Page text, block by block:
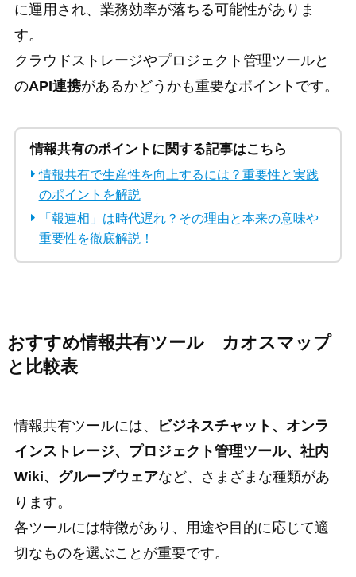
に運用され、業務効率が落ちる可能性がありま
す。
クラウドストレージやプロジェクト管理ツールと
のAPI連携があるかどうかも重要なポイントです。
情報共有のポイントに関する記事はこちら
情報共有で生産性を向上するには？重要性と実践
のポイントを解説
「報連相」は時代遅れ？その理由と本来の意味や
重要性を徹底解説！
おすすめ情報共有ツール カオスマップ
と比較表
情報共有ツールには、
ビジネスチャット、オンラ
インストレージ、プロジェクト管理ツール、社内
Wiki、グループウェアなど、さまざまな種類があ
ります。
各ツールには特徴があり、用途や目的に応じて適
切なものを選ぶことが重要です。